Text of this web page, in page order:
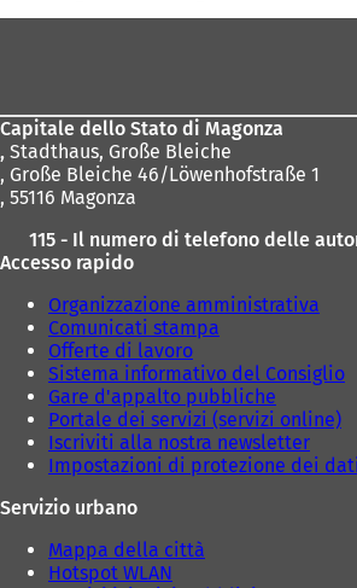
Capitale dello Stato di Magonza
, Stadthaus, Große Bleiche
, Große Bleiche 46/Löwenhofstraße 1
, 55116 Magonza
115 - Il numero di telefono delle
Accesso rapido
Organizzazione amministrativa
Comunicati stampa
Offerte di lavoro
Sistema informativo del Consiglio
Gare d'appalto pubbliche
Portale dei servizi (servizi online)
Iscriviti alla nostra newsletter
Impostazioni di protezione dei dati
Servizio urbano
Mappa della città
Hotspot WLAN